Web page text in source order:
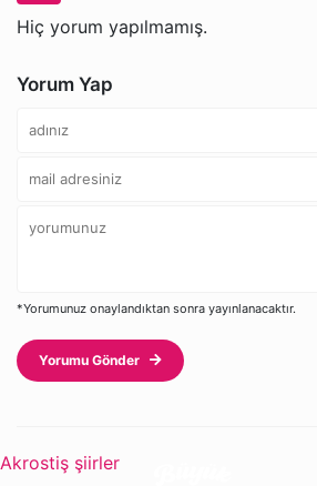
Hiç yorum yapılmamış.
Yorum Yap
*Yorumunuz onaylandıktan sonra yayınlanacaktır.
Yorumu Gönder
Akrostiş şiirler